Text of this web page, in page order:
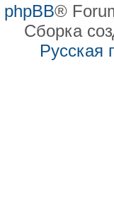
phpBB®
Сборка
Русская